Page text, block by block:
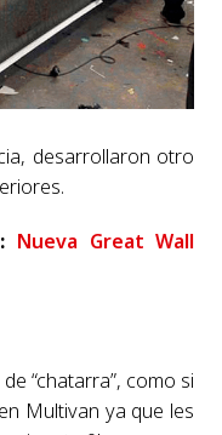
desarrollaron otro
Nueva Great Wall
“chatarra”, como si
Multivan ya que les